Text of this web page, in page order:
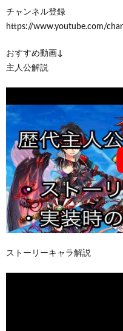
チャンネル登録
https://www.youtube.com/
おすすめ動画↓
主人公解説
ストーリーキャラ解説